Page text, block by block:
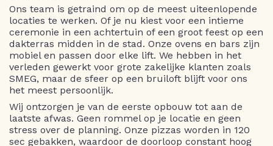
Ons team is getraind om op de meest uiteenlopende
locaties te werken. Of je nu kiest voor een intieme
ceremonie in een achtertuin of een groot feest op een
dakterras midden in de stad. Onze ovens en bars zijn
mobiel en passen door elke lift. We hebben in het
verleden gewerkt voor grote zakelijke klanten zoals
SMEG, maar de sfeer op een bruiloft blijft voor ons
het meest persoonlijk.
Wij ontzorgen je van de eerste opbouw tot aan de
laatste afwas. Geen rommel op je locatie en geen
stress over de planning. Onze pizzas worden in 120
sec gebakken, waardoor de doorloop constant hoog